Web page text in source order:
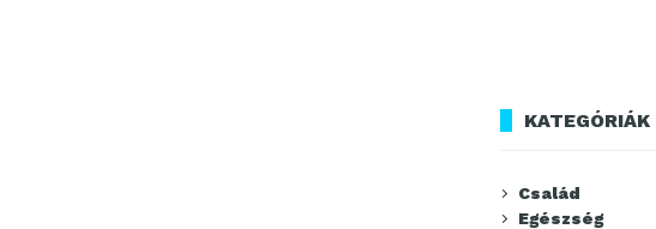
KATEGÓRIÁK
Család
Egészség